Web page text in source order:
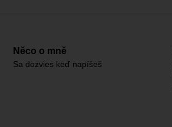
Něco o mně
Sa dozvies keď napíšeš